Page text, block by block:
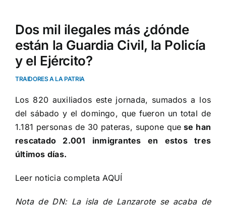
Dos mil ilegales más ¿dónde
están la Guardia Civil, la Policía
y el Ejército?
TRAIDORES A LA PATRIA
Los 820 auxiliados este jornada, sumados a los
del sábado y el domingo, que fueron un total de
1.181 personas de 30 pateras, supone que se han
rescatado 2.001 inmigrantes en estos tres
últimos días.
Leer noticia completa AQUÍ
Nota de DN: La isla de Lanzarote se acaba de